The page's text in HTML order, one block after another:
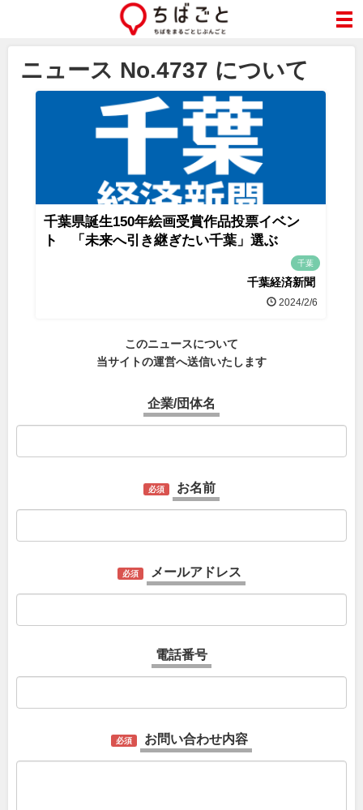
ニュース No.4737 について
千葉県誕生150年絵画受賞作品投票イベン
ト 「未来へ引き継ぎたい千葉」選ぶ
千葉
千葉経済新聞
2024/2/6
このニュースについて
当サイトの運営へ送信いたします
企業/団体名
必須 お名前
必須 メールアドレス
電話番号
必須 お問い合わせ内容